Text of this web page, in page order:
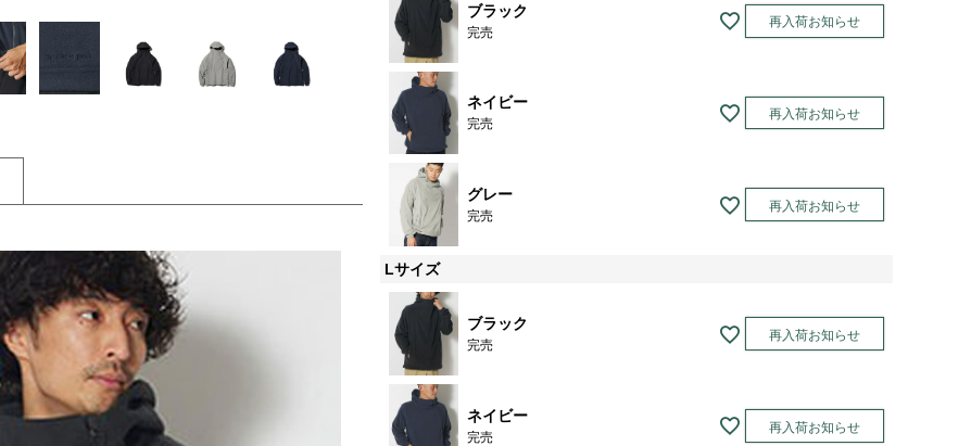
ブラック
完売
再入荷お知らせ
ネイビー
完売
再入荷お知らせ
グレー
完売
再入荷お知らせ
Lサイズ
ブラック
完売
再入荷お知らせ
ネイビー
完売
再入荷お知らせ